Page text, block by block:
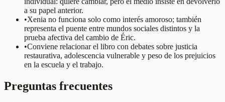
a su papel anterior.
•Xenia no funciona solo como interés amoroso; también
representa el puente entre mundos sociales distintos y la
prueba afectiva del cambio de Éric.
•Conviene relacionar el libro con debates sobre justicia
restaurativa, adolescencia vulnerable y peso de los prejuicios
en la escuela y el trabajo.
Preguntas frecuentes